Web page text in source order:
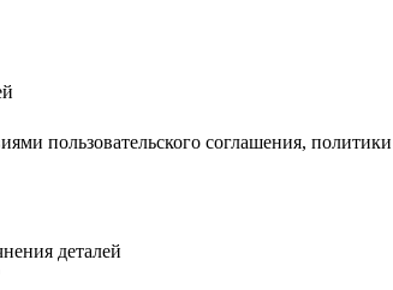
пользовательского соглашения,
деталей